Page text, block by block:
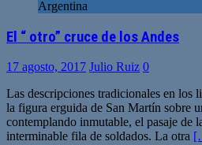
Argentina
El “ otro” cruce de los Andes
17 agosto, 2017 Julio Ruiz 0
Las descripciones tradicionales en los
la figura erguida de San Martín sobre
contemplando inmutable, el pasaje de
interminable fila de soldados. La otra